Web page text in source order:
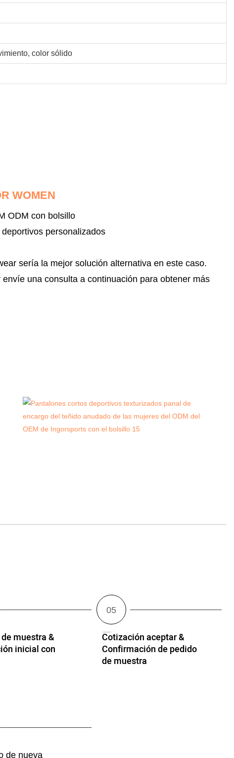
color sólido
WOMEN
ODM con bolsillo
personalizados
sería la mejor solución alternativa en este caso.
envíe una consulta a continuación para obtener más
muestra &
inicial con
Cotización aceptar &
Confirmación de pedido
de muestra
de nueva